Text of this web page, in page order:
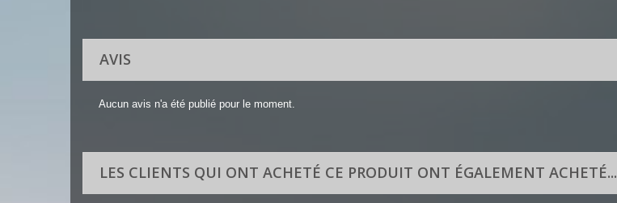
AVIS
Aucun avis n'a été publié pour le moment.
LES CLIENTS QUI ONT ACHETÉ CE PRODUIT ONT ÉGALEMENT ACHETÉ...